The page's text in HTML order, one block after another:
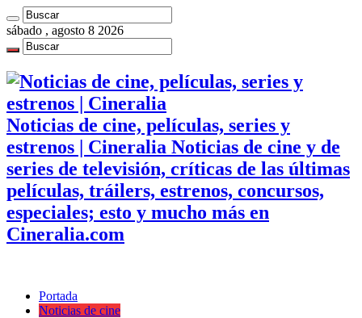
sábado , agosto 8 2026
Noticias de cine, películas, series y
estrenos | Cineralia Noticias de cine y de
series de televisión, críticas de las últimas
películas, tráilers, estrenos, concursos,
especiales; esto y mucho más en
Cineralia.com
Portada
Noticias de cine